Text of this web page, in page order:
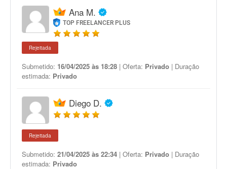
Ana M.
TOP FREELANCER PLUS
Rejeitada
Submetido: 16/04/2025 às 18:28 | Oferta: Privado | Duração
estimada: Privado
Diego D.
Rejeitada
Submetido: 21/04/2025 às 22:34 | Oferta: Privado | Duração
estimada: Privado